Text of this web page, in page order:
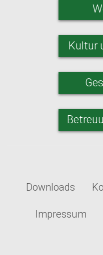
Kultur
Downloads
Impressum